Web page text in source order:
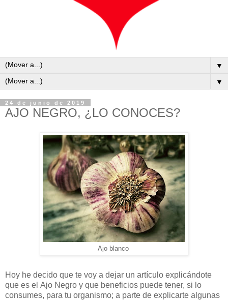
▼
▼
24 de junio de 2019
AJO NEGRO, ¿LO CONOCES?
Ajo blanco
Hoy he decido que te voy a dejar un artículo explicándote
que es el Ajo Negro y que beneficios puede tener, si lo
consumes, para tu organismo; a parte de explicarte algunas